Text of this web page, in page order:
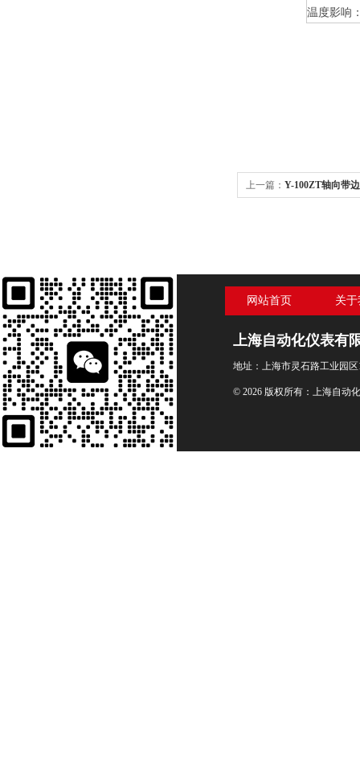
温度影响
上一篇： Y-100ZT轴向带
网站首页 关
上海自动化仪表有
地址：上海市灵石路工业园区
© 2026 版权所有：上海自动